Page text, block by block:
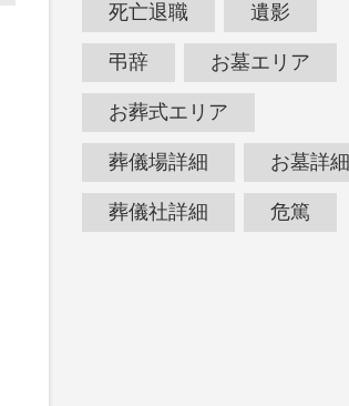
死亡退職 遺影
弔辞 お墓エリア
お葬式エリア
葬儀場詳細 お墓詳細
葬儀社詳細 危篤